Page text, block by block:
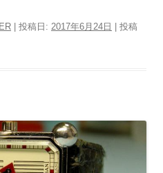
| 投稿日: 2017年6月24日 | 投稿